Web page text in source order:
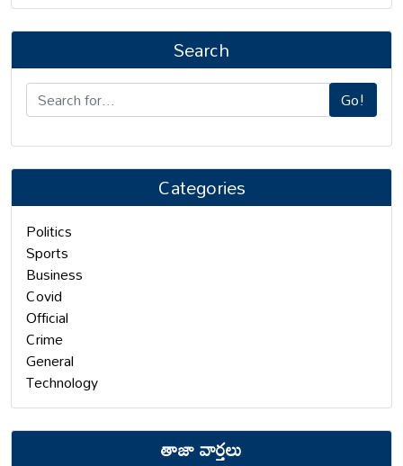
Search
Go!
Categories
Politics
Sports
Business
Covid
Official
Crime
General
Technology
తాజా వార్తలు